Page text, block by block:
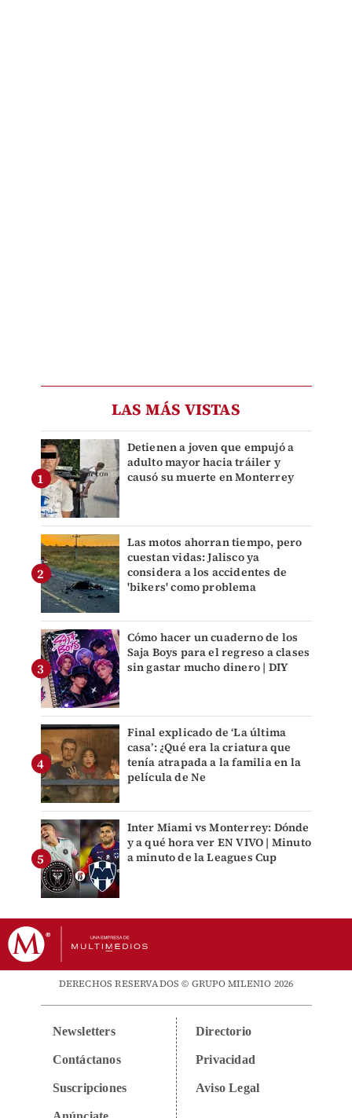
LAS MÁS VISTAS
Detienen a joven que empujó a
adulto mayor hacia tráiler y
causó su muerte en Monterrey
Las motos ahorran tiempo, pero
cuestan vidas: Jalisco ya
considera a los accidentes de
'bikers' como problema
Cómo hacer un cuaderno de los
Saja Boys para el regreso a clases
sin gastar mucho dinero | DIY
Final explicado de ‘La última
casa’: ¿Qué era la criatura que
tenía atrapada a la familia en la
película de Ne
Inter Miami vs Monterrey: Dónde
y a qué hora ver EN VIVO | Minuto
a minuto de la Leagues Cup
DERECHOS RESERVADOS © GRUPO MILENIO 2026
Newsletters
Contáctanos
Suscripciones
Directorio
Privacidad
Aviso Legal